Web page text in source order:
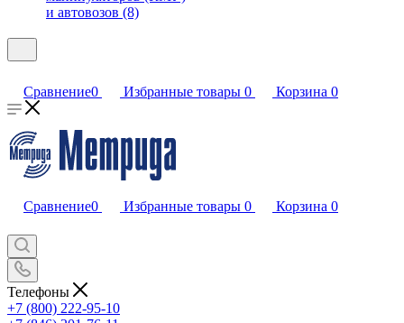
и автовозов (8)
Сравнение0 Избранные товары 0 Корзина 0
Сравнение0 Избранные товары 0 Корзина 0
Телефоны
+7 (800) 222-95-10